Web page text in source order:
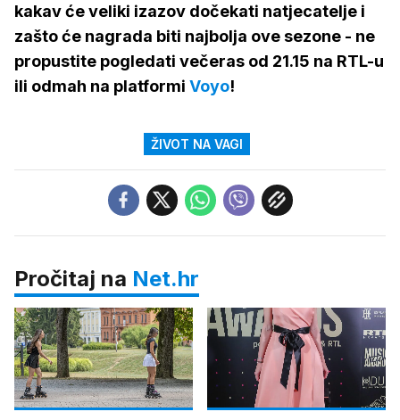
kakav će veliki izazov dočekati natjecatelje i
zašto će nagrada biti najbolja ove sezone - ne
propustite pogledati večeras od 21.15 na RTL-u
ili odmah na platformi Voyo!
ŽIVOT NA VAGI
Pročitaj na Net.hr